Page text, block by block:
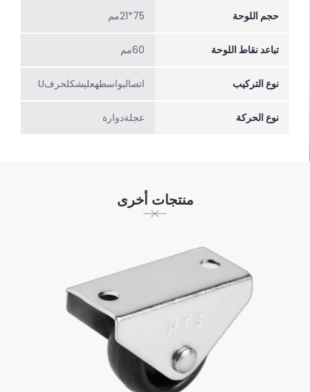
حجم اللوحة 75*21مم
تباعد نقاط اللوحة 60مم
نوع التركيب اتصالبواسطهعلیشکلحرفU
نوع الحركة عجلةدوارة
منتجات أخرى